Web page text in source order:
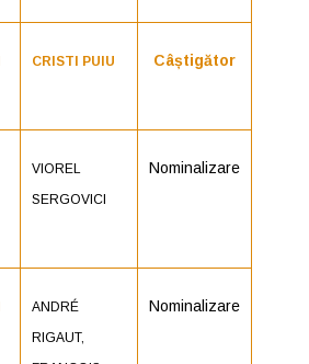
CRISTI PUIU Câștigător
VIOREL
SERGOVICI
Nominalizare
ANDRÉ
RIGAUT,
Nominalizare